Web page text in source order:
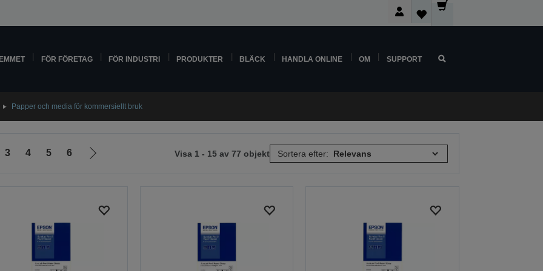
FÖR FÖRETAG FÖR INDUSTRI PRODUKTER BLÄCK HANDLA ONLINE OM SUPPORT
Papper och media för kommersiellt bruk
3 4 5 6
Gå
Visa 1 - 15 av 77 objekt Sortera efter: